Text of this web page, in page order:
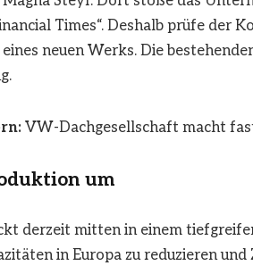
Times“. Deshalb prüfe der
eines neuen Werks. Die
VW-Dachgesellschaft macht
um
derzeit mitten in einem
in Europa zu reduzieren und